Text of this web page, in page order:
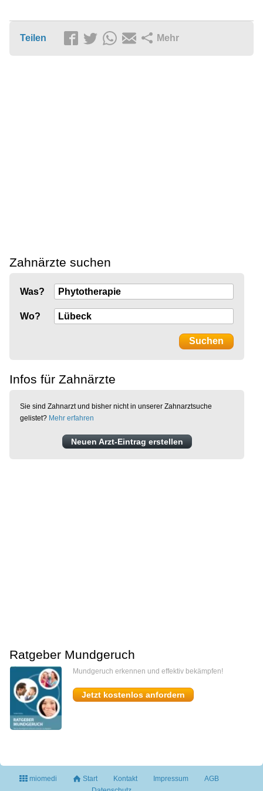
Teilen Mehr
Zahnärzte suchen
Was?
Wo?
Infos für Zahnärzte
Sie sind Zahnarzt und bisher nicht in unserer Zahnarztsuche
gelistet? Mehr erfahren
Neuen Arzt-Eintrag erstellen
Ratgeber Mundgeruch
Mundgeruch erkennen und effektiv bekämpfen!
Jetzt kostenlos anfordern
miomedi Start Kontakt Impressum
AGB